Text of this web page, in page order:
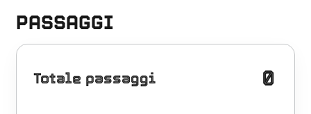
PASSAGGI
Totale passaggi 0